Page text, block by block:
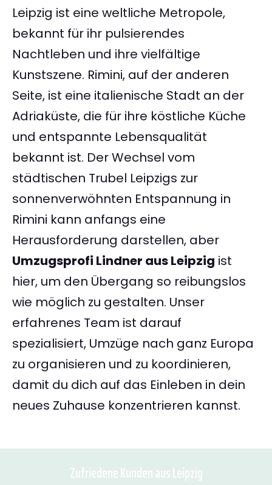
Leipzig ist eine weltliche Metropole,
bekannt für ihr pulsierendes
Nachtleben und ihre vielfältige
Kunstszene. Rimini, auf der anderen
Seite, ist eine italienische Stadt an der
Adriaküste, die für ihre köstliche Küche
und entspannte Lebensqualität
bekannt ist. Der Wechsel vom
städtischen Trubel Leipzigs zur
sonnenverwöhnten Entspannung in
Rimini kann anfangs eine
Herausforderung darstellen, aber
Umzugsprofi Lindner aus Leipzig ist
hier, um den Übergang so reibungslos
wie möglich zu gestalten. Unser
erfahrenes Team ist darauf
spezialisiert, Umzüge nach ganz Europa
zu organisieren und zu koordinieren,
damit du dich auf das Einleben in dein
neues Zuhause konzentrieren kannst.
Zufriedene Kunden aus Leipzig